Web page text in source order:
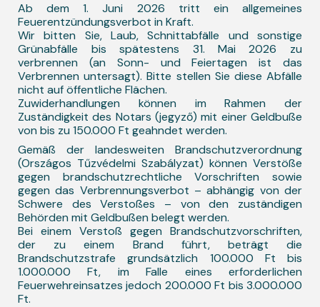
Ab dem 1. Juni 2026 tritt ein allgemeines
Feuerentzündungsverbot in Kraft.
Wir bitten Sie, Laub, Schnittabfälle und sonstige
Grünabfälle bis spätestens 31. Mai 2026 zu
verbrennen (an Sonn- und Feiertagen ist das
Verbrennen untersagt). Bitte stellen Sie diese Abfälle
nicht auf öffentliche Flächen.
Zuwiderhandlungen können im Rahmen der
Zuständigkeit des Notars (jegyző) mit einer Geldbuße
von bis zu 150.000 Ft geahndet werden.
Gemäß der landesweiten Brandschutzverordnung
(Országos Tűzvédelmi Szabályzat) können Verstöße
gegen brandschutzrechtliche Vorschriften sowie
gegen das Verbrennungsverbot – abhängig von der
Schwere des Verstoßes – von den zuständigen
Behörden mit Geldbußen belegt werden.
Bei einem Verstoß gegen Brandschutzvorschriften,
der zu einem Brand führt, beträgt die
Brandschutzstrafe grundsätzlich 100.000 Ft bis
1.000.000 Ft, im Falle eines erforderlichen
Feuerwehreinsatzes jedoch 200.000 Ft bis 3.000.000
Ft.